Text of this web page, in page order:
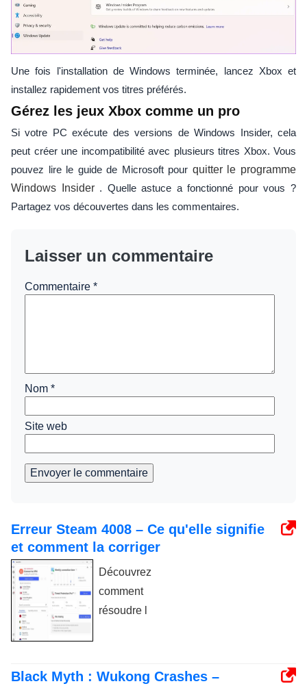
Une fois l'installation de Windows terminée, lancez Xbox et
installez rapidement vos titres préférés.
Gérez les jeux Xbox comme un pro
Si votre PC exécute des versions de Windows Insider, cela
peut créer une incompatibilité avec plusieurs titres Xbox. Vous
pouvez lire le guide de Microsoft pour quitter le programme
Windows Insider. Quelle astuce a fonctionné pour vous ?
Partagez vos découvertes dans les commentaires.
Laisser un commentaire
Commentaire *
Nom *
Site web
Envoyer le commentaire
Erreur Steam 4008 – Ce qu'elle signifie
et comment la corriger
Découvrez
comment
résoudre l
Black Myth : Wukong Crashes –